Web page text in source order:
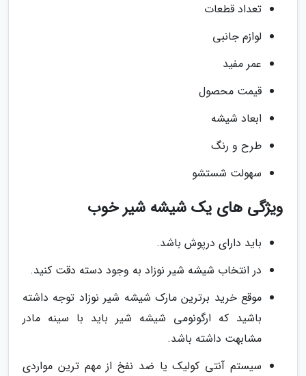
تعداد قطعات
لوازم جانبی
عمر مفید
قیمت محصول
ابعاد شیشه
طرح و رنگ
سهولت شستشو
ویژگی های یک شیشه شیر خوب
باید دارای درپوش باشد.
در انتخاب شیشه شیر نوزاد به وجود دسته دقت کنید.
موقع خرید برترین مارک شیشه شیر نوزاد توجه داشته
باشید که ارگونومی شیشه شیر باید با سینه مادر
مشابهت داشته باشد.
سیستم آنتی کولیک یا ضد نفخ از مهم ترین مواردی